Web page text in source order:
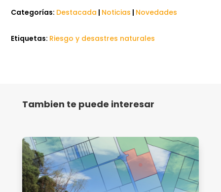
Categorías: Destacada | Noticias | Novedades
Etiquetas: Riesgo y desastres naturales
Tambien te puede interesar